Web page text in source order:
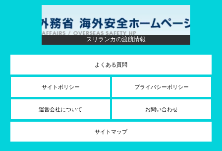
スリランカの渡航情報
よくある質問
サイトポリシー プライバシーポリシー
運営会社について お問い合わせ
サイトマップ